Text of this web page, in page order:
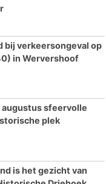
bij verkeersongeval op
in Wervershoof
sfeervolle
plek
is het gezicht van